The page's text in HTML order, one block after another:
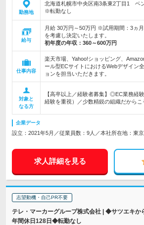
勤務地
北海道札幌市中央区南3条東2丁目1 ベ
※転勤なし
給与
月給 30万円～50万円 ※試用期間：3ヵ
を考慮し決定いたします。
初年度の年収： 360～600万円
仕事内容
楽天市場、Yahoo!ショッピング、
ール型ECサイトにおけるWebデザイン
ョンを担当いただきます。
対象と
なる方
【高卒以上／経験者募集】◎EC業務経
経験を重視）／少数精鋭の組織だからこ
企業データ
設立：2021年5月／従業員数：9人／本社所在地：東
求人詳細を見る
志望動機・自己PR不要
テレ・マーカーグループ株式会社 | ◆サツエキ
年間休日128日◆転勤なし